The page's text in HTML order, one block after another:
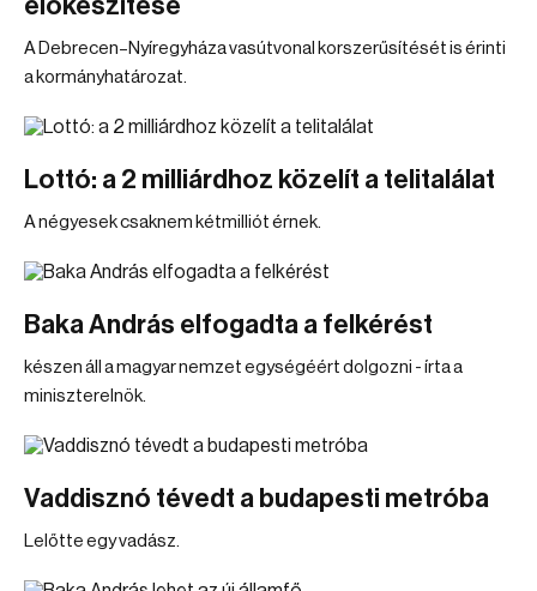
előkészítése
A Debrecen–Nyíregyháza vasútvonal korszerűsítését is érinti
a kormányhatározat.
Lottó: a 2 milliárdhoz közelít a telitalálat
A négyesek csaknem kétmilliót érnek.
Baka András elfogadta a felkérést
készen áll a magyar nemzet egységéért dolgozni - írta a
miniszterelnök.
Vaddisznó tévedt a budapesti metróba
Lelőtte egy vadász.